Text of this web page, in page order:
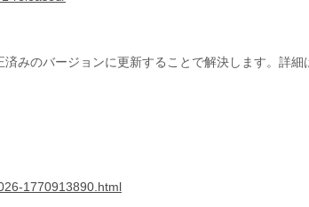
みのバージョンに更新することで解決します。詳細
1770913890.html